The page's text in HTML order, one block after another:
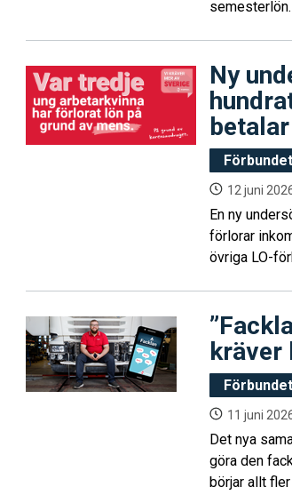
Ny
Förbundet
12 juni
En ny
förlorar
övriga LO-
kräver
Förbundet
11 juni
Det nya
göra den
börjar allt